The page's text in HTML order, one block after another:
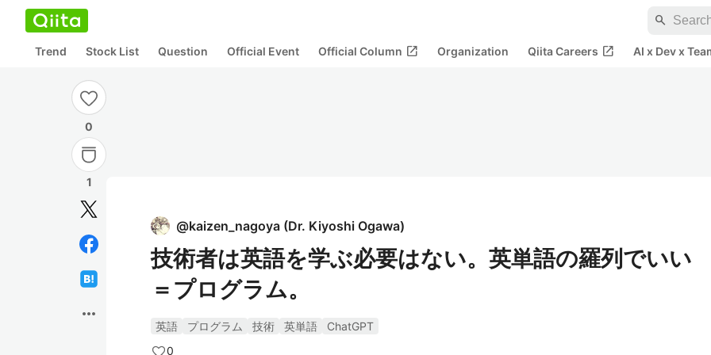
search
Trend Stock List Question Official Event Official Column open_in_new Organization Qiita Careers open_in_new AI x Dev x
0
1
more_horiz
@kaizen_nagoya (Dr. Kiyoshi Ogawa)
技術者は英語を学ぶ必要はない。英単語の羅列でいい
＝プログラム。
英語 プログラム 技術 英単語
ChatGPT
0